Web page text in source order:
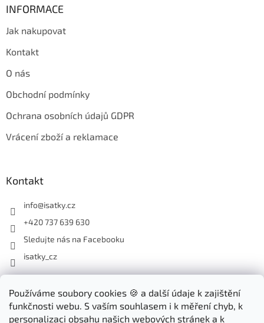
Používáme soubory cookies 🍪 a další údaje k zajištění
funkčnosti webu. S vaším souhlasem i k měření chyb, k
personalizaci obsahu našich webových stránek a k
INFORMACE
Jak nakupovat
Kontakt
O nás
Obchodní podmínky
Ochrana osobních údajů GDPR
Vrácení zboží a reklamace
Kontakt
info@isatky.cz
+420 737 639 630
Sledujte nás na Facebooku
isatky_cz
Odebírat newsletter
Vložte svůj e-mail a my vám budeme zasílat informace o nových